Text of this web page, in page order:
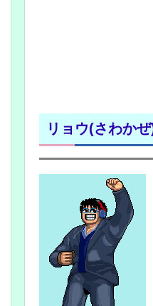
リョウ(さわか